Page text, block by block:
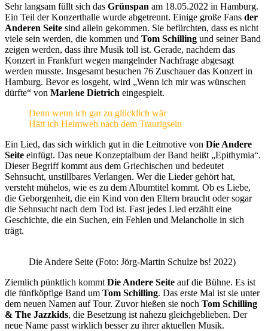
Sehr langsam füllt sich das Grünspan am 18.05.2022 in Hamburg.
Ein Teil der Konzerthalle wurde abgetrennt. Einige große Fans der
Anderen Seite sind allein gekommen. Sie befürchten, dass es nicht
viele sein werden, die kommen und Tom Schilling und seiner Band
zeigen werden, dass ihre Musik toll ist. Gerade, nachdem das
Konzert in Frankfurt wegen mangelnder Nachfrage abgesagt
werden musste. Insgesamt besuchen 76 Zuschauer das Konzert in
Hamburg. Bevor es losgeht, wird „Wenn ich mir was wünschen
dürfte“ von Marlene Dietrich eingespielt.
Denn wenn ich gar zu glücklich wär
Hätt ich Heimweh nach dem Traurigsein
Ein Lied, das sich wirklich gut in die Leitmotive von Die Andere
Seite einfügt. Das neue Konzeptalbum der Band heißt „Epithymia“.
Dieser Begriff kommt aus dem Griechischen und bedeutet
Sehnsucht, unstillbares Verlangen. Wer die Lieder gehört hat,
versteht mühelos, wie es zu dem Albumtitel kommt. Ob es Liebe,
die Geborgenheit, die ein Kind von den Eltern braucht oder sogar
die Sehnsucht nach dem Tod ist. Fast jedes Lied erzählt eine
Geschichte, die ein Suchen, ein Fehlen und Melancholie in sich
trägt.
Die Andere Seite (Foto: Jörg-Martin Schulze bs! 2022)
Ziemlich pünktlich kommt Die Andere Seite auf die Bühne. Es ist
die fünfköpfige Band um Tom Schilling. Das erste Mal ist sie unter
dem neuen Namen auf Tour. Zuvor hießen sie noch Tom Schilling
& The Jazzkids, die Besetzung ist nahezu gleichgeblieben. Der
neue Name passt wirklich besser zu ihrer aktuellen Musik.